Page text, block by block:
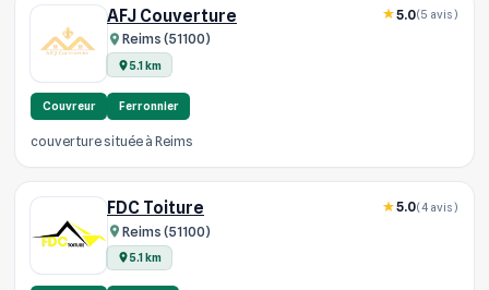
AFJ Couverture
Reims (51100)
5.1 km
5.0(5 avis)
Couvreur Ferronnier
couverture située à Reims
FDC Toiture
Reims (51100)
5.1 km
5.0(4 avis)